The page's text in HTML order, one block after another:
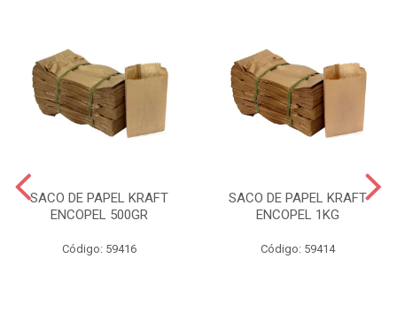
SACO DE PAPEL KRAFT
ENCOPEL 500GR
Código: 59416
SACO DE PAPEL KRAFT
ENCOPEL 1KG
Código: 59414